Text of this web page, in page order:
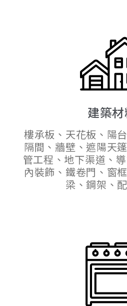
建築材
樓承板、天花板、陽
隔間、牆壁、遮陽天
管工程、地下渠道、
內裝飾、鐵卷門、窗
梁、鋼架、